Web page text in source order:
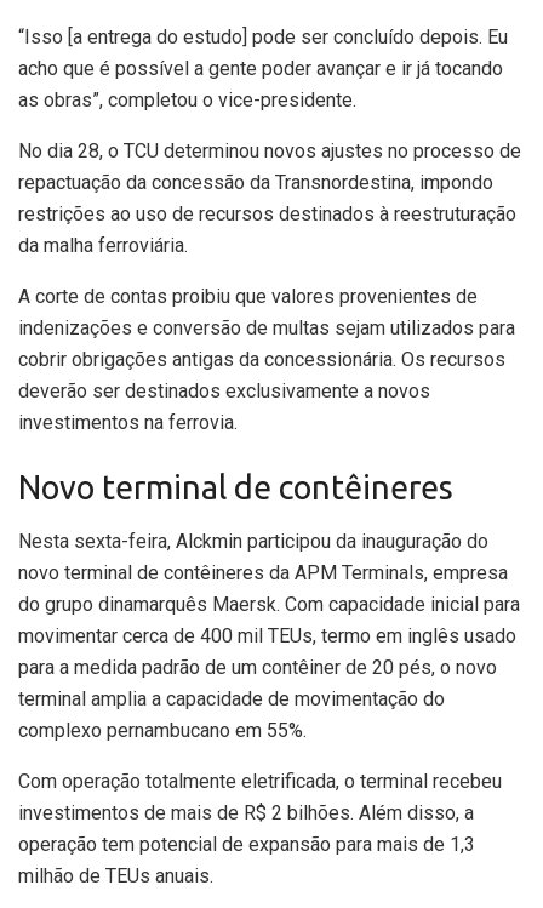
“Isso [a entrega do estudo] pode ser concluído depois. Eu
acho que é possível a gente poder avançar e ir já tocando
as obras”, completou o vice-presidente.
No dia 28, o TCU determinou novos ajustes no processo de
repactuação da concessão da Transnordestina, impondo
restrições ao uso de recursos destinados à reestruturação
da malha ferroviária.
A corte de contas proibiu que valores provenientes de
indenizações e conversão de multas sejam utilizados para
cobrir obrigações antigas da concessionária. Os recursos
deverão ser destinados exclusivamente a novos
investimentos na ferrovia.
Novo terminal de contêineres
Nesta sexta-feira, Alckmin participou da inauguração do
novo terminal de contêineres da APM Terminals, empresa
do grupo dinamarquês Maersk. Com capacidade inicial para
movimentar cerca de 400 mil TEUs, termo em inglês usado
para a medida padrão de um contêiner de 20 pés, o novo
terminal amplia a capacidade de movimentação do
complexo pernambucano em 55%.
Com operação totalmente eletrificada, o terminal recebeu
investimentos de mais de R$ 2 bilhões. Além disso, a
operação tem potencial de expansão para mais de 1,3
milhão de TEUs anuais.